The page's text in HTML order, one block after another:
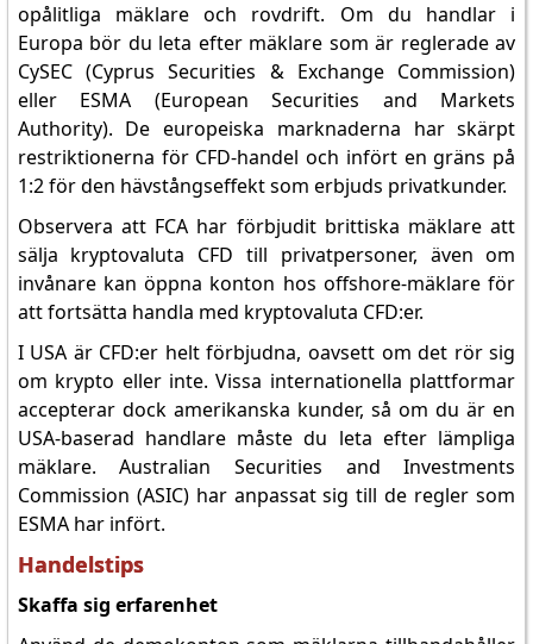
opålitliga mäklare och rovdrift. Om du handlar i
Europa bör du leta efter mäklare som är reglerade av
CySEC (Cyprus Securities & Exchange Commission)
eller ESMA (European Securities and Markets
Authority). De europeiska marknaderna har skärpt
restriktionerna för CFD-handel och infört en gräns på
1:2 för den hävstångseffekt som erbjuds privatkunder.
Observera att FCA har förbjudit brittiska mäklare att
sälja kryptovaluta CFD till privatpersoner, även om
invånare kan öppna konton hos offshore-mäklare för
att fortsätta handla med kryptovaluta CFD:er.
I USA är CFD:er helt förbjudna, oavsett om det rör sig
om krypto eller inte. Vissa internationella plattformar
accepterar dock amerikanska kunder, så om du är en
USA-baserad handlare måste du leta efter lämpliga
mäklare. Australian Securities and Investments
Commission (ASIC) har anpassat sig till de regler som
ESMA har infört.
Handelstips
Skaffa sig erfarenhet